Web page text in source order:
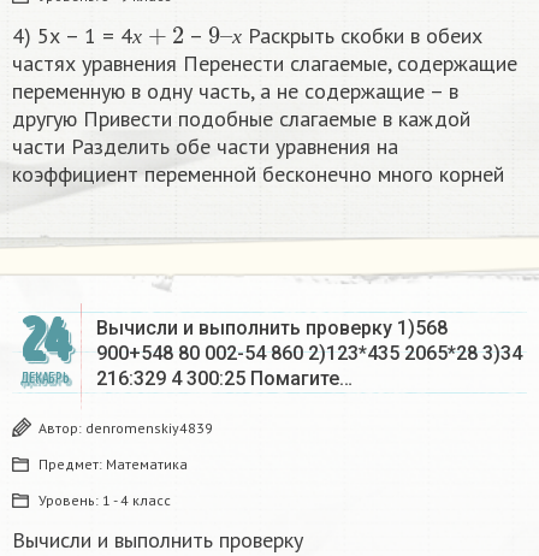
4) 5х – 1 = 4х – х
9х
Раскрыть скобки в обеих
частях уравнения Перенести слагаемые, содержащие
переменную в одну часть, а не содержащие – в
другую Привести подобные слагаемые в каждой
части Разделить обе части уравнения на
коэффициент переменной бесконечно много корней​
24
ДЕКАБРЬ
Вычисли и выполнить проверку 1)568
900+548 80 002-54 860 2)123*435 2065*28 3)34
216:329 4 300:25 Помагите…
Автор: denromenskiy4839
Предмет: Математика
Уровень: 1 - 4 класс
Вычисли и выполнить проверку